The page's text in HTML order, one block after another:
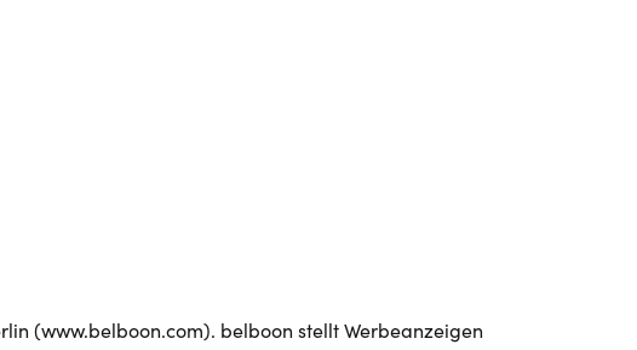
(www.belboon.com). belboon stellt Werbeanzeigen